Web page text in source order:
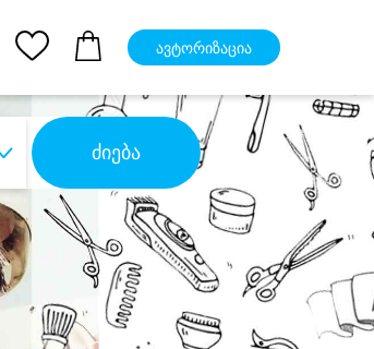
ავტორიზაცია
ძიება
დანაზოგით